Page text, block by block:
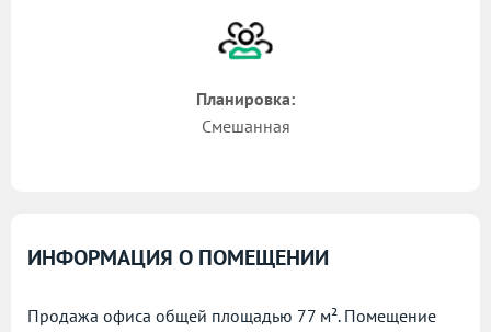
Планировка:
Смешанная
ИНФОРМАЦИЯ О ПОМЕЩЕНИИ
Продажа офиса общей площадью 77 м². Помещение